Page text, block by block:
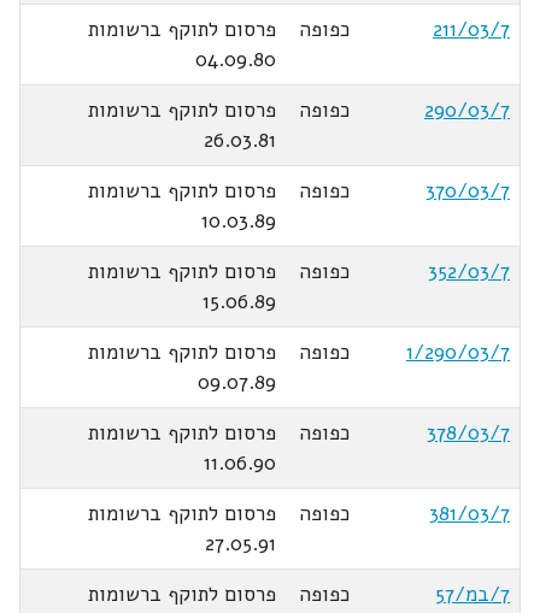
211/03/7 כפופה
פרסום לתוקף ברשומות
04.09.80
290/03/7
כפופה
פרסום לתוקף ברשומות
26.03.81
370/03/7
כפופה
פרסום לתוקף ברשומות
10.03.89
352/03/7
כפופה
פרסום לתוקף ברשומות
15.06.89
1/290/03/7
כפופה
פרסום לתוקף ברשומות
09.07.89
378/03/7
כפופה
פרסום לתוקף ברשומות
11.06.90
381/03/7
כפופה
פרסום לתוקף ברשומות
27.05.91
7/במ/57
כפופה
פרסום לתוקף ברשומות